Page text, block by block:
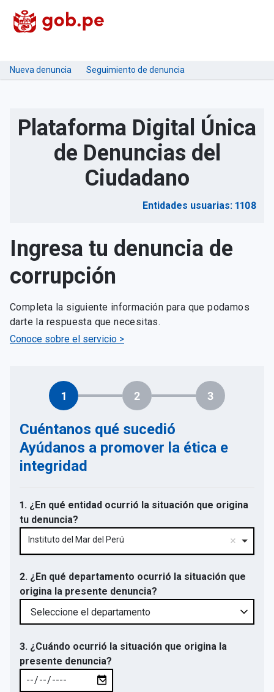
Nueva denuncia Seguimiento de denuncia
Plataforma Digital Única
de Denuncias del
Ciudadano
Entidades usuarias: 1108
Ingresa tu denuncia de
corrupción
Completa la siguiente información para que podamos
darte la respuesta que necesitas.
Conoce sobre el servicio >
1 2 3
Cuéntanos qué sucedió
Ayúdanos a promover la ética e
integridad
1. ¿En qué entidad ocurrió la situación que origina
tu denuncia?
Instituto del Mar del Perú
2. ¿En qué departamento ocurrió la situación que
origina la presente denuncia?
3. ¿Cuándo ocurrió la situación que origina la
presente denuncia?